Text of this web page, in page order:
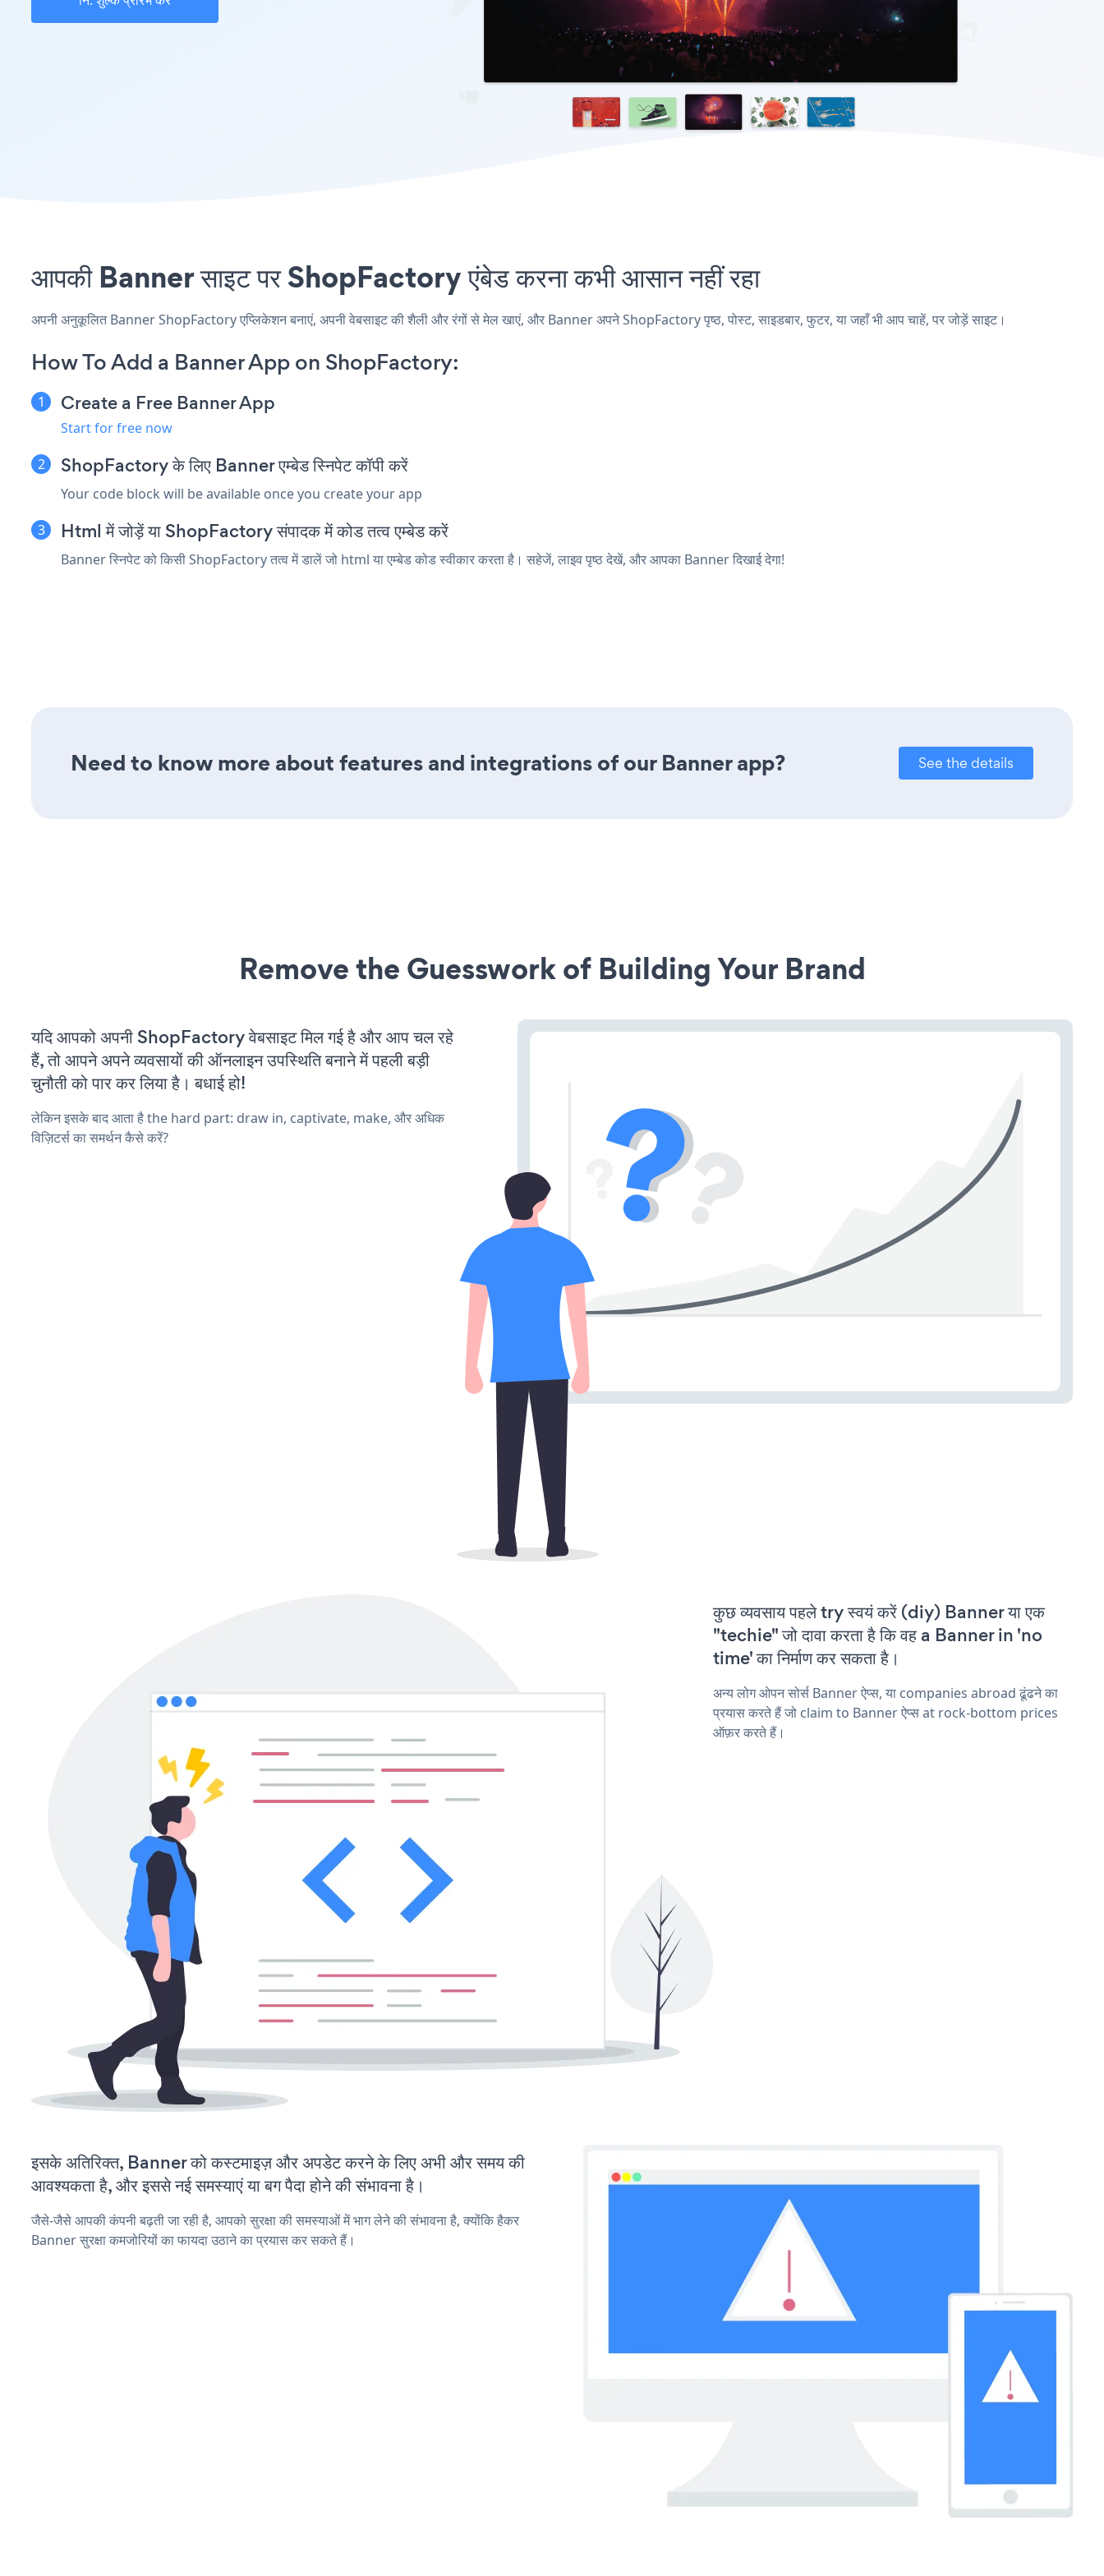
आपकी Banner साइट पर ShopFactory एंबेड करना कभी आसान नहीं रहा
अपनी अनुकूलित Banner ShopFactory एप्लिकेशन बनाएं, अपनी वेबसाइट की शैली और रंगों से मेल खाएं, और Banner अपने ShopFactory पृष्ठ, पोस्ट, साइडबार, फुटर, या जहाँ भी आप चाहें, पर जोड़ें साइट।
How To Add a Banner App on ShopFactory:
Create a Free Banner App
Start for free now
ShopFactory के लिए Banner एम्बेड स्निपेट कॉपी करें
Your code block will be available once you create your app
Html में जोड़ें या ShopFactory संपादक में कोड तत्व एम्बेड करें
Banner स्निपेट को किसी ShopFactory तत्व में डालें जो html या एम्बेड कोड स्वीकार करता है। सहेजें, लाइव पृष्ठ देखें, और आपका Banner दिखाई देगा!
Need to know more about features and integrations of our Banner app? See the details
Remove the Guesswork of Building Your Brand
यदि आपको अपनी ShopFactory वेबसाइट मिल गई है और आप चल रहे
हैं, तो आपने अपने व्यवसायों की ऑनलाइन उपस्थिति बनाने में पहली बड़ी
चुनौती को पार कर लिया है। बधाई हो!
लेकिन इसके बाद आता है the hard part: draw in, captivate, make, और अधिक
विज़िटर्स का समर्थन कैसे करें?
कुछ व्यवसाय पहले try स्वयं करें (diy) Banner या एक
"techie" जो दावा करता है कि वह a Banner in 'no
time' का निर्माण कर सकता है।
अन्य लोग ओपन सोर्स Banner ऐप्स, या companies abroad ढूंढने का
प्रयास करते हैं जो claim to Banner ऐप्स at rock-bottom prices
ऑफ़र करते हैं।
इसके अतिरिक्त, Banner को कस्टमाइज़ और अपडेट करने के लिए अभी और समय की
आवश्यकता है, और इससे नई समस्याएं या बग पैदा होने की संभावना है।
जैसे-जैसे आपकी कंपनी बढ़ती जा रही है, आपको सुरक्षा की समस्याओं में भाग लेने की संभावना है, क्योंकि हैकर
Banner सुरक्षा कमजोरियों का फायदा उठाने का प्रयास कर सकते हैं।